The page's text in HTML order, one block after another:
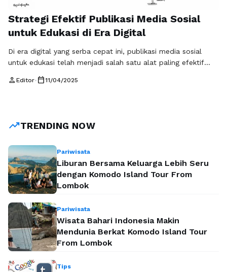
Strategi Efektif Publikasi Media Sosial
untuk Edukasi di Era Digital
Di era digital yang serba cepat ini, publikasi media sosial
untuk edukasi telah menjadi salah satu alat paling efektif
semakin banyaknya orang yang menghabiskan waktu di sosial
Baca Selengkapnya
person Editor• calendar_today11/04/2025
trending_upTRENDING NOW
Pariwisata
Liburan Bersama Keluarga Lebih Seru
dengan Komodo Island Tour From
Lombok
Pariwisata
Wisata Bahari Indonesia Makin
Mendunia Berkat Komodo Island Tour
From Lombok
Tips